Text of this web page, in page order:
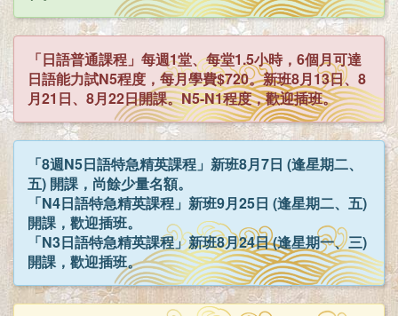
「日語普通課程」每週1堂、每堂1.5小時，6個月可達
日語能力試N5程度，每月學費$720。新班8月13日、8
月21日、8月22日開課。N5-N1程度，歡迎插班。
「8週N5日語特急精英課程」新班8月7日 (逢星期二、
五) 開課，尚餘少量名額。
「N4日語特急精英課程」新班9月25日 (逢星期二、五)
開課，歡迎插班。
「N3日語特急精英課程」新班8月24日 (逢星期一、三)
開課，歡迎插班。